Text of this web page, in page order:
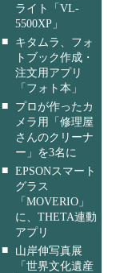
ライト「VL-
5500XP」
■
キタムラ、フォ
トブック作成・
注文用アプリ
「フォト本」
■
プロが作ったカ
メラ用「修理屋
さんのクリーナ
ー」を3名に
■ EPSONスマート
グラス
「MOVERIO」
に、THETA連動
アプリ
■
山岸伸写真展
「世界文化遺産